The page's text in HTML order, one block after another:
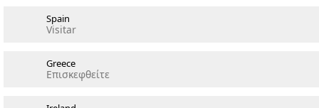
Spain
Visitar
Greece
Επισκεφθείτε